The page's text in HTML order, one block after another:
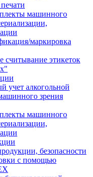
машинного
маркировка
этикеток
алкогольной
зрения
машинного
безопасности
с помощью